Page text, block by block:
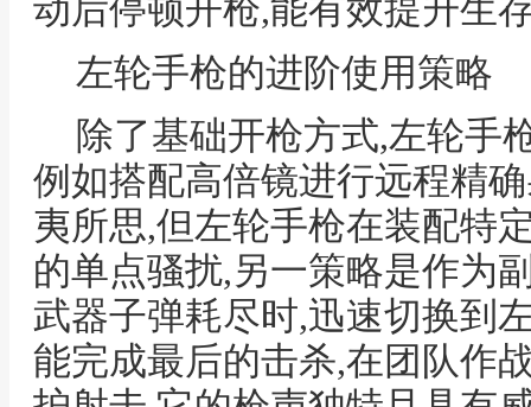
动后停顿开枪,能有效提升生
左轮手枪的进阶使用策略
除了基础开枪方式,左轮手
例如搭配高倍镜进行远程精
夷所思,但左轮手枪在装配特
的单点骚扰,另一策略是作为
武器子弹耗尽时,迅速切换到
能完成最后的击杀,在团队作